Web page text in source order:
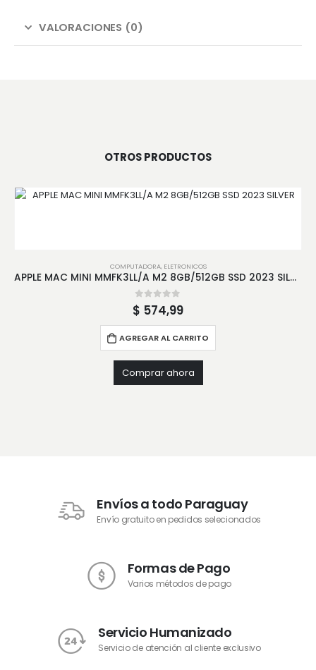
VALORACIONES (0)
OTROS PRODUCTOS
COMPUTADORA, ELETRONICOS
APPLE MAC MINI MMFK3LL/A M2 8GB/512GB SSD 2023 SILVER
0 out of 5
$ 574,99
AGREGAR AL CARRITO
Comprar ahora
Envíos a todo Paraguay
Envío gratuito en pedidos selecionados
Formas de Pago
Varios métodos de pago
Servicio Humanizado
Servicio de atención al cliente exclusivo